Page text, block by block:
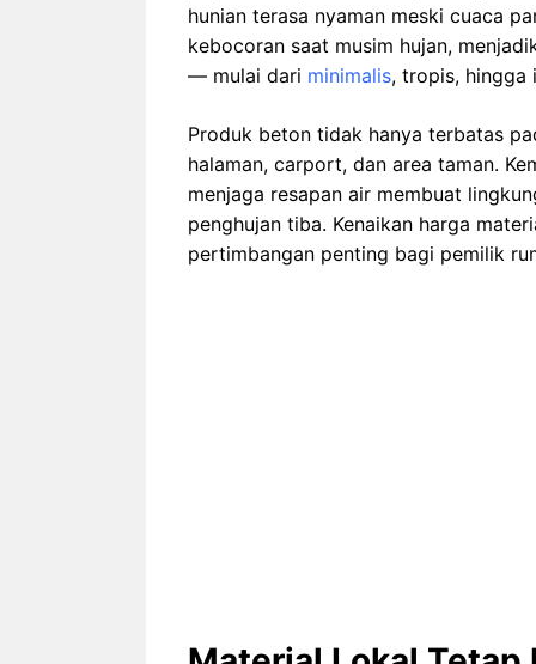
hunian terasa nyaman meski cuaca
kebocoran saat musim hujan,
— mulai dari minimalis, tropis, hingga
Produk beton tidak hanya terbatas
halaman, carport, dan area taman.
menjaga resapan air membuat
penghujan tiba. Kenaikan harga
pertimbangan penting bagi pemilik